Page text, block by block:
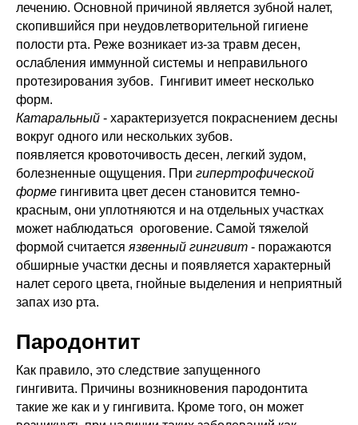
лечению. Основной причиной является зубной налет,
скопившийся при неудовлетворительной гигиене
полости рта. Реже возникает из-за травм десен,
ослабления иммунной системы и неправильного
протезирования зубов. Гингивит имеет несколько
форм.
Катаральный - характеризуется покраснением десны
вокруг одного или нескольких зубов.
появляется кровоточивость десен, легкий зудом,
болезненные ощущения. При гипертрофической
форме гингивита цвет десен становится темно-
красным, они уплотняются и на отдельных участках
может наблюдаться ороговение. Самой тяжелой
формой считается язвенный гингивит - поражаются
обширные участки десны и появляется характерный
налет серого цвета, гнойные выделения и неприятный
запах изо рта.
Пародонтит
Как правило, это следствие запущенного
гингивита. Причины возникновения пародонтита
такие же как и у гингивита. Кроме того, он может